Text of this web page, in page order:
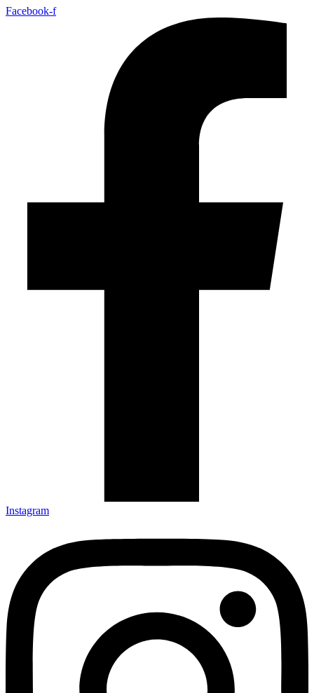
Facebook-f
Instagram